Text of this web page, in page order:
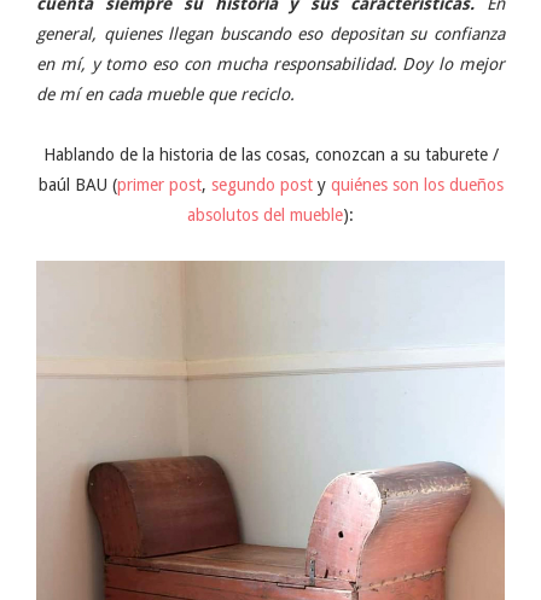
general, quienes llegan buscando eso depositan su confianza
en mí, y tomo eso con mucha responsabilidad. Doy lo mejor
de mí en cada mueble que reciclo.
Hablando de la historia de las cosas, conozcan a su taburete /
baúl BAU (primer post, segundo posty quiénes son los dueños
absolutos del mueble):